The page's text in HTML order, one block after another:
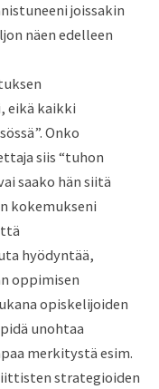
istuneeni joissakin
näen edelleen
, eikä kaikki
Onko
siis “tuhon
saako hän siitä
kokemukseni
hyödyntää,
oppimisen
opiskelijoiden
unohtaa
merkitystä esim.
strategioiden